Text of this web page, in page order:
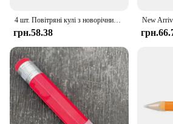
4 шт. Повітряні кулі з новорічними цифрами 2025 року, фольговані повітряні кулі з цифрами, підходять для дня народження, випускного, новорічного оформлення 2025, Різдво
грн.58.38